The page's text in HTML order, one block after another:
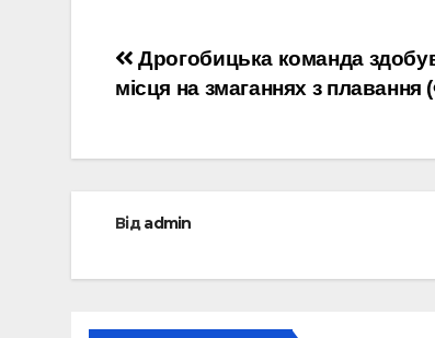
Навігація
записів
Дрогобицька команда
місця на змаганнях з плавання
Відadmin